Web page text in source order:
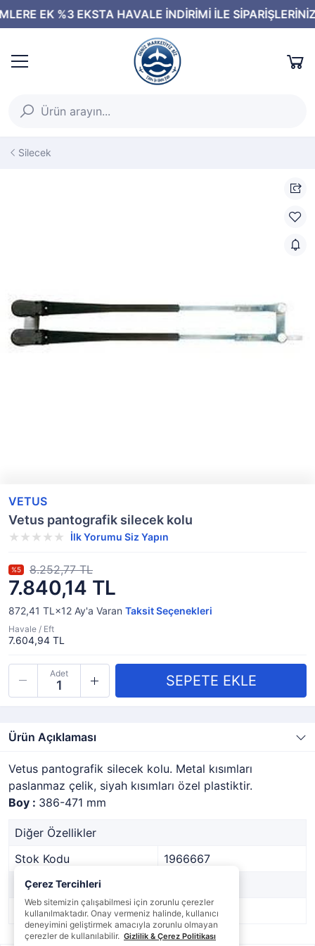
Silecek
VETUS
Vetus pantografik silecek kolu
İlk Yorumu Siz Yapın
7.840,14 TL
%5 8.252,77 TL
872,41 TL×12 Ay'a Varan Taksit Seçenekleri
Havale / Eft
7.604,94 TL
Adet
Ürün Açıklaması
Vetus pantografik silecek kolu. Metal kısımları
paslanmaz çelik, siyah kısımları özel plastiktir.
Boy : 386-471 mm
Diğer Özellikler
Stok Kodu
1966667
Marka
Stok Durumu
Var
Çerez Tercihleri
Web sitemizin çalışabilmesi için zorunlu çerezler
kullanılmaktadır. Onay vermeniz halinde, kullanıcı
deneyimini geliştirmek amacıyla zorunlu olmayan
çerezler de kullanılabilir. Gizlilik & Çerez Politikası